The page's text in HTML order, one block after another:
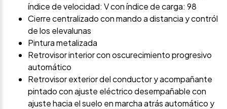
índice de velocidad: V con índice de carga: 98
Cierre centralizado con mando a distancia y contról
de los elevalunas
Pintura metalizada
Retrovisor interior con oscurecimiento progresivo
automático
Retrovisor exterior del conductor y acompañante
pintado con ajuste eléctrico desempañable con
ajuste hacia el suelo en marcha atrás automático y